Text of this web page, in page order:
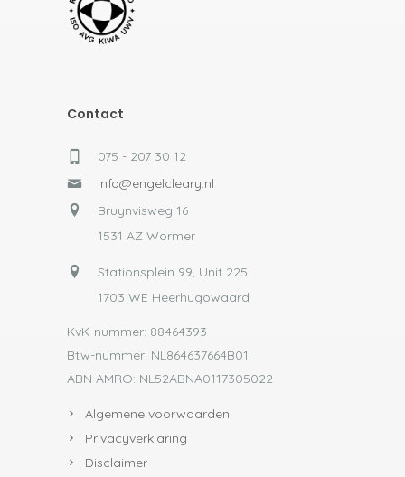
Contact
075 - 207 30 12
info@engelcleary.nl
Bruynvisweg 16
1531 AZ Wormer
Stationsplein 99, Unit 225
1703 WE Heerhugowaard
KvK-nummer: 88464393
Btw-nummer: NL864637664B01
ABN AMRO: NL52ABNA0117305022
Algemene voorwaarden
Privacyverklaring
Disclaimer